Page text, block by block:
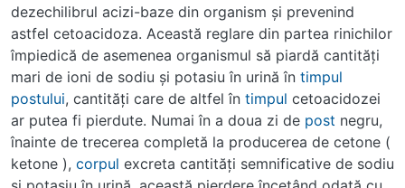
dezechilibrul acizi-baze din organism şi prevenind
astfel cetoacidoza. Această reglare din partea rinichilor
împiedică de asemenea organismul să piardă cantităţi
mari de ioni de sodiu şi potasiu în urină în timpul
postului, cantităţi care de altfel în timpul cetoacidozei
ar putea fi pierdute. Numai în a doua zi de post negru,
înainte de trecerea completă la producerea de cetone (
ketone ), corpul excreta cantităţi semnificative de sodiu